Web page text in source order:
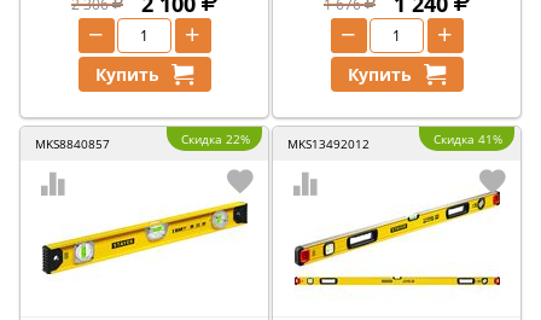
+
−
Купить
+
−
Купить
MKS8840857 Скидка 22% MKS13492012 Скидка 41%